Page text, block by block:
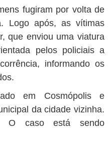
fugiram por volta de
Logo após, as vítimas
que enviou uma viatura
pelos policiais a
informando os
em Cosmópolis e
da cidade vizinha.
O caso está sendo